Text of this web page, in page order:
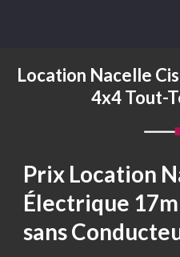
Location Nacelle
4x4 Tout-
Prix Location
Électrique
sans